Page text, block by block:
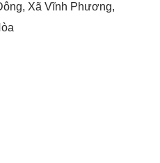
Xã Vĩnh Phương,